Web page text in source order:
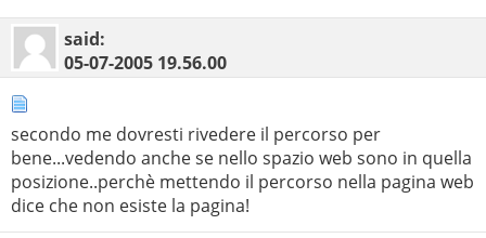
said:
05-07-2005 19.56.00
secondo me dovresti rivedere il percorso per
bene...vedendo anche se nello spazio web sono in quella
posizione..perchè mettendo il percorso nella pagina web
dice che non esiste la pagina!